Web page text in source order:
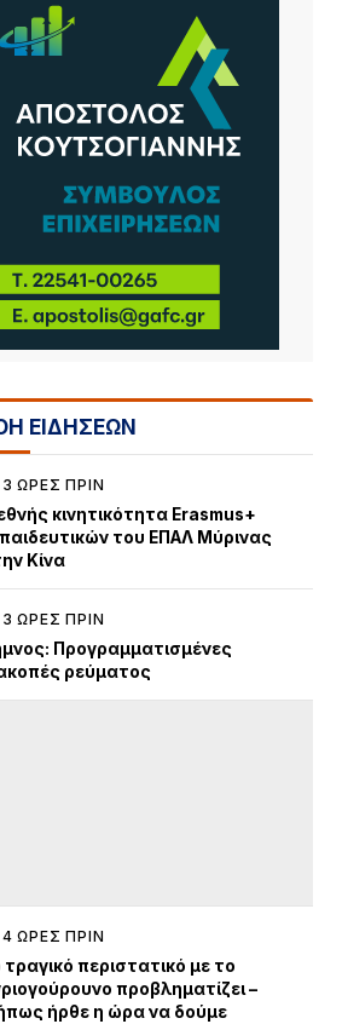
ΕΙΔΗΣΕΩΝ
3 ΏΡΕΣ ΠΡΙΝ
κινητικότητα Erasmus+
του ΕΠΑΛ Μύρινας
Κίνα
3 ΏΡΕΣ ΠΡΙΝ
Προγραμματισμένες
ρεύματος
4 ΏΡΕΣ ΠΡΙΝ
τραγικό περιστατικό με το
προβληματίζει –
ήρθε η ώρα να δούμε